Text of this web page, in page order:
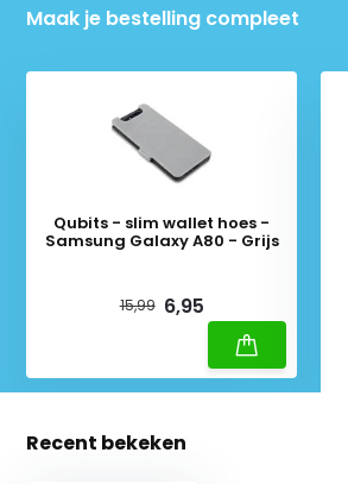
Maak je bestelling compleet
Qubits - slim wallet hoes -
Samsung Galaxy A80 - Grijs
15,99 6,95
Recent bekeken